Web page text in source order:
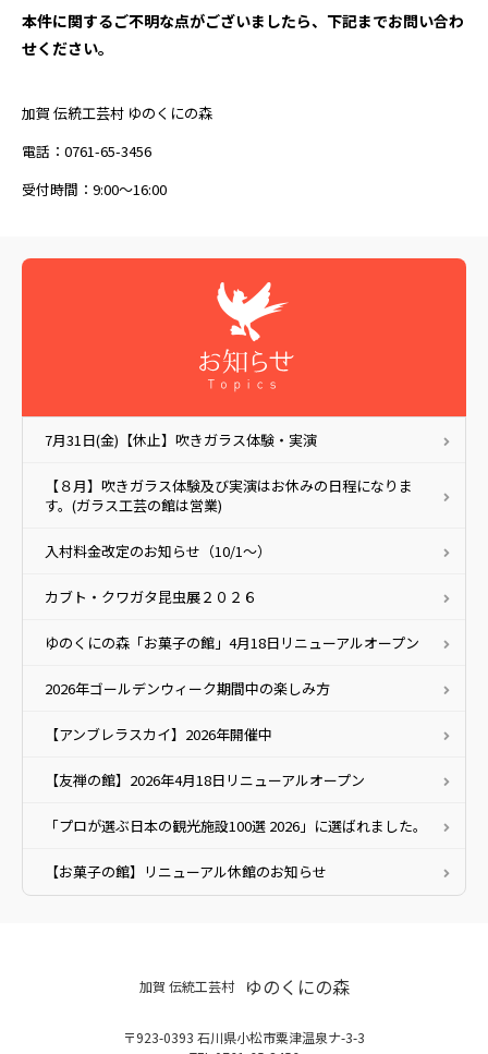
本件に関するご不明な点がございましたら、下記までお問い合わ
せください。
加賀 伝統工芸村 ゆのくにの森
電話：0761-65-3456
受付時間：9:00～16:00
7月31日(金)【休止】吹きガラス体験・実演
【８月】吹きガラス体験及び実演はお休みの日程になりま
す。(ガラス工芸の館は営業)
入村料金改定のお知らせ（10/1～）
カブト・クワガタ昆虫展２０２６
ゆのくにの森「お菓子の館」4月18日リニューアルオープン
2026年ゴールデンウィーク期間中の楽しみ方
【アンブレラスカイ】2026年開催中
【友禅の館】2026年4月18日リニューアルオープン
「プロが選ぶ日本の観光施設100選 2026」に選ばれました。
【お菓子の館】リニューアル休館のお知らせ
加賀 伝統工芸村 ゆのくにの森
〒923-0393 石川県小松市粟津温泉ナ-3-3